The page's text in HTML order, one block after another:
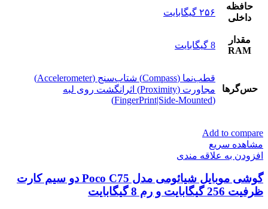
حافظه
داخلی
۲۵۶ گیگابایت
مقدار
RAM
8 گیگابایت
حس‌گرها
قطب‌نما (Compass) شتاب‌سنج (Accelerometer)
مجاورت (Proximity) اثرانگشت روی لبه
(FingerPrint|Side-Mounted)
Add to compare
مشاهده سریع
افزودن به علاقه مندی
گوشی موبایل شیائومی مدل Poco C75 دو سیم کارت
ظرفیت 256 گیگابایت و رم 8 گیگابایت